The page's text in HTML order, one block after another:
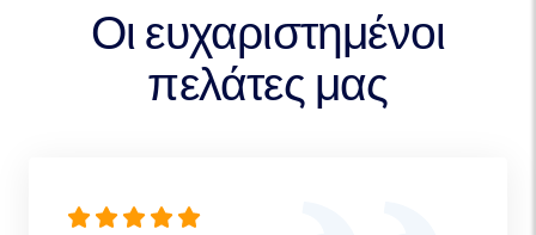
Οι ευχαριστημένοι
πελάτες μας